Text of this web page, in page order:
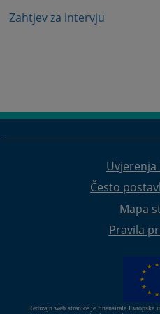
Zahtjev za intervju
Često
Mapa
Pravila
Redizajn web stranice je finansirala Evropska